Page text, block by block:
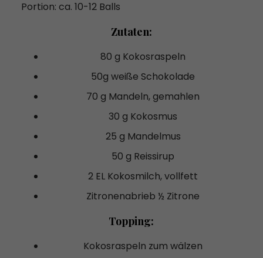
Portion: ca. 10-12 Balls
Zutaten:
80 g Kokosraspeln
50g weiße Schokolade
70 g Mandeln, gemahlen
30 g Kokosmus
25 g Mandelmus
50 g Reissirup
2 EL Kokosmilch, vollfett
Zitronenabrieb ½ Zitrone
Topping:
Kokosraspeln zum wälzen